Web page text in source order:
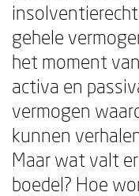
gehele
het moment
activa en
vermogen
kunnen
Maar wat valt
boedel? Hoe